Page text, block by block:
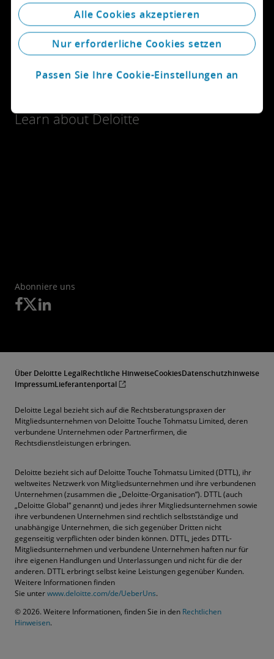
Get in touch
Explore careers
Learn about Deloitte
Abonniere uns
Über Deloitte LegalRechtliche HinweiseCookiesDatenschutzhinweise
ImpressumLieferantenportal
Deloitte Legal bezieht sich auf die Rechtsberatungspraxen der
Mitgliedsunternehmen von Deloitte Touche Tohmatsu Limited, deren
verbundene Unternehmen oder Partnerfirmen, die
Rechtsdienstleistungen erbringen.
Deloitte bezieht sich auf Deloitte Touche Tohmatsu Limited (DTTL), ihr
weltweites Netzwerk von Mitgliedsunternehmen und ihre verbundenen
Unternehmen (zusammen die „Deloitte-Organisation“). DTTL (auch
„Deloitte Global“ genannt) und jedes ihrer Mitgliedsunternehmen sowie
ihre verbundenen Unternehmen sind rechtlich selbstständige und
unabhängige Unternehmen, die sich gegenüber Dritten nicht
gegenseitig verpflichten oder binden können. DTTL, jedes DTTL-
Mitgliedsunternehmen und verbundene Unternehmen haften nur für
ihre eigenen Handlungen und Unterlassungen und nicht für die der
anderen. DTTL erbringt selbst keine Leistungen gegenüber Kunden.
Weitere Informationen finden
Sie unterwww.deloitte.com/de/UeberUns.
© 2026. Weitere Informationen, finden Sie in den Rechtlichen
Hinweisen.
Alle Cookies akzeptieren
Nur erforderliche Cookies setzen
Passen Sie Ihre Cookie-Einstellungen an